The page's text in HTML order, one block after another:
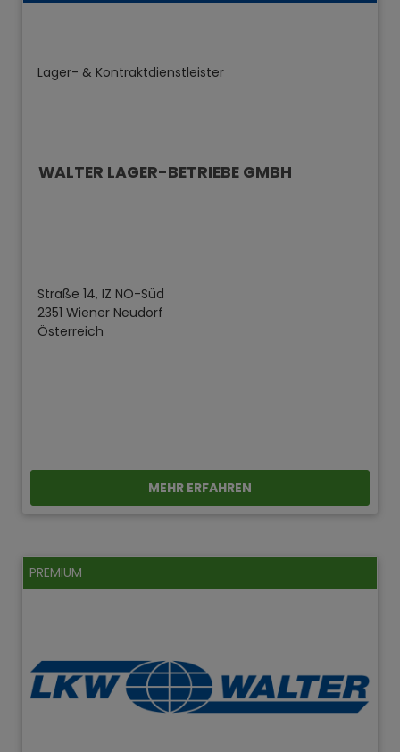
Lager- & Kontraktdienstleister
WALTER LAGER-BETRIEBE GMBH
Straße 14, IZ NÖ-Süd
2351 Wiener Neudorf
Österreich
MEHR ERFAHREN
PREMIUM